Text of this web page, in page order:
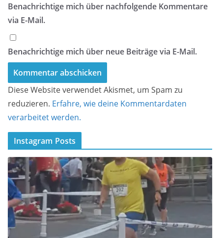
Benachrichtige mich über nachfolgende Kommentare
via E-Mail.
Benachrichtige mich über neue Beiträge via E-Mail.
Diese Website verwendet Akismet, um Spam zu
reduzieren. Erfahre, wie deine Kommentardaten
verarbeitet werden.
Instagram Posts